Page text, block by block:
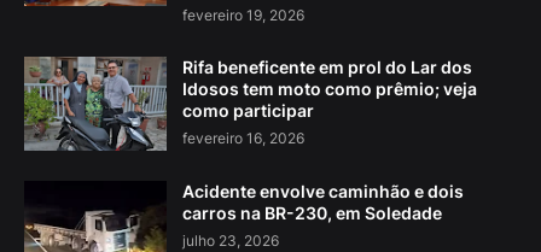
fevereiro 19, 2026
Rifa beneficente em prol do Lar dos
Idosos tem moto como prêmio; veja
como participar
fevereiro 16, 2026
Acidente envolve caminhão e dois
carros na BR-230, em Soledade
julho 23, 2026